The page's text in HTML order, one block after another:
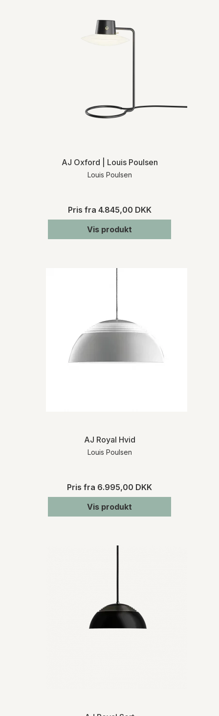
AJ Oxford | Louis Poulsen
Louis Poulsen
Pris fra 4.845,00 DKK
Vis produkt
AJ Royal Hvid
Louis Poulsen
Pris fra 6.995,00 DKK
Vis produkt